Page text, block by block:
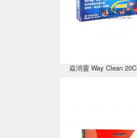
焱消靈 Way Clean